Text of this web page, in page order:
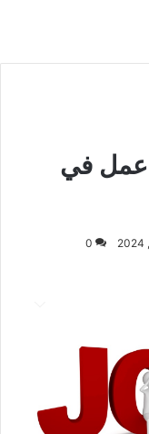
عمل في
0